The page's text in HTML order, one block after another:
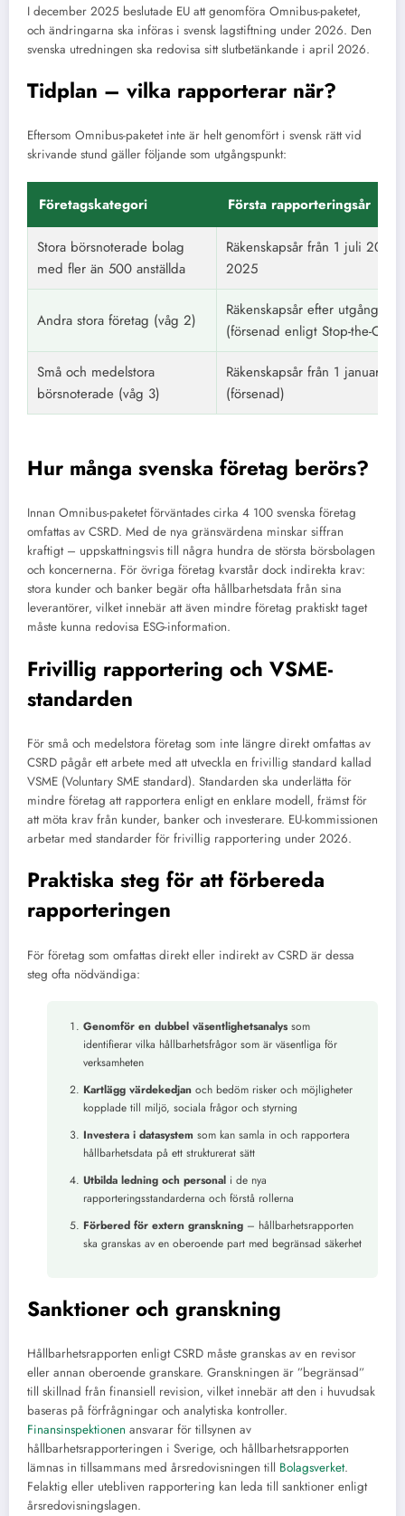
I december 2025 beslutade EU att genomföra Omnibus-paketet,
och ändringarna ska införas i svensk lagstiftning under 2026. Den
svenska utredningen ska redovisa sitt slutbetänkande i april 2026.
Tidplan – vilka rapporterar när?
Eftersom Omnibus-paketet inte är helt genomfört i svensk rätt vid
skrivande stund gäller följande som utgångspunkt:
Företagskategori Första rapporteringsår
Stora börsnoterade bolag
med fler än 500 anställda
Räkenskapsår från 1 juli
2025
Andra stora företag (våg 2)
Räkenskapsår efter utgången
(försenad enligt Stop-the-
Små och medelstora
börsnoterade (våg 3)
Räkenskapsår från 1 januari
(försenad)
Hur många svenska företag berörs?
Innan Omnibus-paketet förväntades cirka 4 100 svenska företag
omfattas av CSRD. Med de nya gränsvärdena minskar siffran
kraftigt – uppskattningsvis till några hundra de största börsbolagen
och koncernerna. För övriga företag kvarstår dock indirekta krav:
stora kunder och banker begär ofta hållbarhetsdata från sina
leverantörer, vilket innebär att även mindre företag praktiskt taget
måste kunna redovisa ESG-information.
Frivillig rapportering och VSME-
standarden
För små och medelstora företag som inte längre direkt omfattas av
CSRD pågår ett arbete med att utveckla en frivillig standard kallad
VSME (Voluntary SME standard). Standarden ska underlätta för
mindre företag att rapportera enligt en enklare modell, främst för
att möta krav från kunder, banker och investerare. EU-kommissionen
arbetar med standarder för frivillig rapportering under 2026.
Praktiska steg för att förbereda
rapporteringen
För företag som omfattas direkt eller indirekt av CSRD är dessa
steg ofta nödvändiga:
Genomför en dubbel väsentlighetsanalyssom
identifierar vilka hållbarhetsfrågor som är väsentliga för
verksamheten
Kartlägg värdekedjan och bedöm risker och möjligheter
kopplade till miljö, sociala frågor och styrning
Investera i datasystem som kan samla in och rapportera
hållbarhetsdata på ett strukturerat sätt
Utbilda ledning och personal i de nya
rapporteringsstandarderna och förstå rollerna
Förbered för extern granskning – hållbarhetsrapporten
ska granskas av en oberoende part med begränsad säkerhet
Sanktioner och granskning
Hållbarhetsrapporten enligt CSRD måste granskas av en revisor
eller annan oberoende granskare. Granskningen är ”begränsad”
till skillnad från finansiell revision, vilket innebär att den i huvudsak
baseras på förfrågningar och analytiska kontroller.
Finansinspektionen ansvarar för tillsynen av
hållbarhetsrapporteringen i Sverige, och hållbarhetsrapporten
lämnas in tillsammans med årsredovisningen till Bolagsverket.
Felaktig eller utebliven rapportering kan leda till sanktioner enligt
årsredovisningslagen.